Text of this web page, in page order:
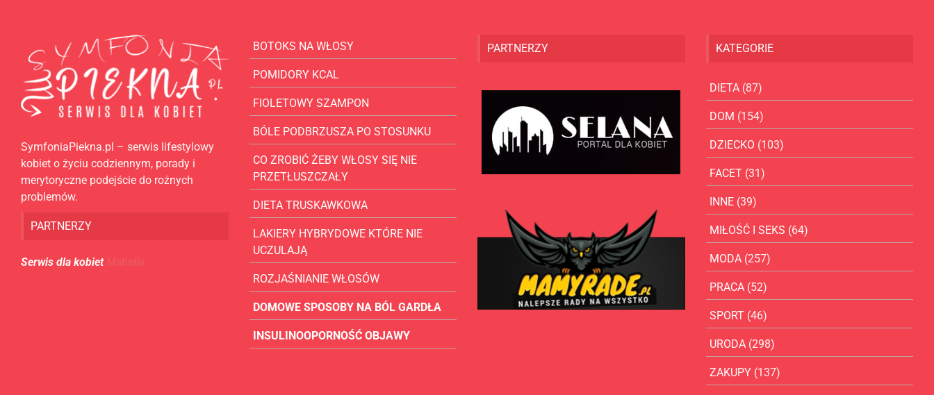
SymfoniaPiekna.pl – serwis lifestylowy
kobiet o życiu codziennym, porady i
merytoryczne podejście do rożnych
problemów.
PARTNERZY
Serwis dla kobiet
BOTOKS NA WŁOSY
POMIDORY KCAL
FIOLETOWY SZAMPON
BÓLE PODBRZUSZA PO STOSUNKU
CO ZROBIĆ ŻEBY WŁOSY SIĘ NIE
PRZETŁUSZCZAŁY
DIETA TRUSKAWKOWA
LAKIERY HYBRYDOWE KTÓRE NIE
UCZULAJĄ
ROZJAŚNIANIE WŁOSÓW
DOMOWE SPOSOBY NA BÓL GARDŁA
INSULINOOPORNOŚĆ OBJAWY
PARTNERZY KATEGORIE
DIETA(87)
DOM (154)
DZIECKO (103)
FACET(31)
INNE(39)
MIŁOŚĆ I SEKS (64)
MODA(257)
PRACA(52)
SPORT(46)
URODA(298)
ZAKUPY(137)